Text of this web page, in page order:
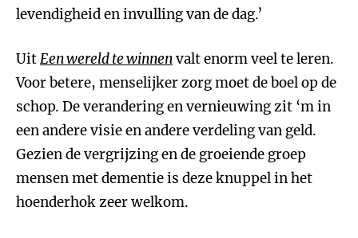
levendigheid en invulling van de dag.’
UitEen wereld te winnenvalt enorm veel te leren.
Voor betere, menselijker zorg moet de boel op de
schop. De verandering en vernieuwing zit ‘m in
een andere visie en andere verdeling van geld.
Gezien de vergrijzing en de groeiende groep
mensen met dementie is deze knuppel in het
hoenderhok zeer welkom.